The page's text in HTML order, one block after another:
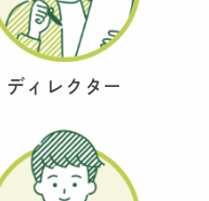
ディレクター